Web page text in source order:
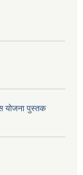
योजना पुस्तक